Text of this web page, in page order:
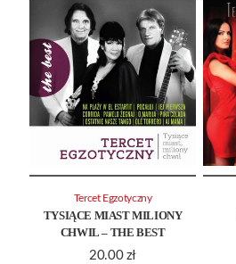
TYSIĄCE MIAST MILIONY
CHWIL – THE BEST
20.00 zł
Tercet Egzotyczny